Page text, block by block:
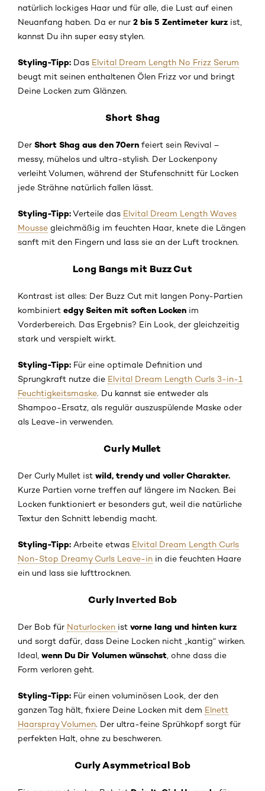
natürlich lockiges Haar und für alle, die Lust auf einen
Neuanfang haben. Da er nur 2 bis 5 Zentimeter kurz ist,
kannst Du ihn super easy stylen.
Styling-Tipp: Das Elvital Dream Length No Frizz Serum
beugt mit seinen enthaltenen Ölen Frizz vor und bringt
Deine Locken zum Glänzen.
Short Shag
Der Short Shag aus den 70ern feiert sein Revival –
messy, mühelos und ultra-stylish. Der Lockenpony
verleiht Volumen, während der Stufenschnitt für Locken
jede Strähne natürlich fallen lässt.
Styling-Tipp:Verteile das Elvital Dream Length Waves
Mousse gleichmäßig im feuchten Haar, knete die Längen
sanft mit den Fingern und lass sie an der Luft trocknen.
Long Bangs mit Buzz Cut
Kontrast ist alles: Der Buzz Cut mit langen Pony-Partien
kombiniert edgy Seiten mit soften Locken im
Vorderbereich. Das Ergebnis? Ein Look, der gleichzeitig
stark und verspielt wirkt.
Styling-Tipp: Für eine optimale Definition und
Sprungkraft nutze die Elvital Dream Length Curls 3-in-1
Feuchtigkeitsmaske. Du kannst sie entweder als
Shampoo-Ersatz, als regulär auszuspülende Maske oder
als Leave-in verwenden.
Curly Mullet
Der Curly Mullet ist wild, trendy und voller Charakter.
Kurze Partien vorne treffen auf längere im Nacken. Bei
Locken funktioniert er besonders gut, weil die natürliche
Textur den Schnitt lebendig macht.
Styling-Tipp: Arbeite etwas Elvital Dream Length Curls
Non-Stop Dreamy Curls Leave-in in die feuchten Haare
ein und lass sie lufttrocknen.
Curly Inverted Bob
Der Bob für Naturlocken ist vorne lang und hinten kurz
und sorgt dafür, dass Deine Locken nicht „kantig“ wirken.
Ideal, wenn Du Dir Volumen wünschst, ohne dass die
Form verloren geht.
Styling-Tipp: Für einen voluminösen Look, der den
ganzen Tag hält, fixiere Deine Locken mit dem Elnett
Haarspray Volumen. Der ultra-feine Sprühkopf sorgt für
perfekten Halt, ohne zu beschweren.
Curly Asymmetrical Bob